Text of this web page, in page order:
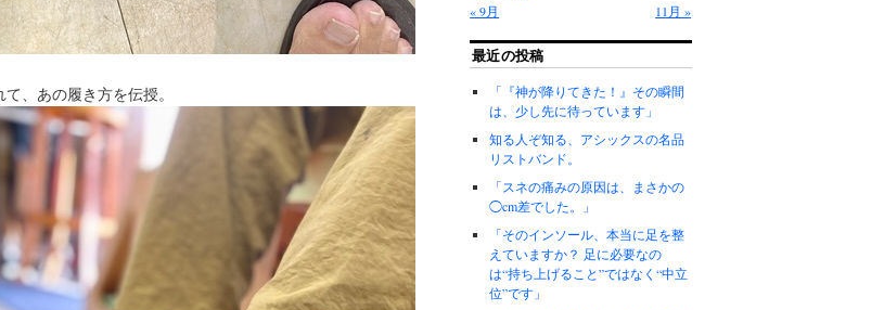
、あの履き方を伝授。
« 9月 11月 »
最近の投稿
「『神が降りてきた！』その瞬間
は、少し先に待っています」
知る人ぞ知る、アシックスの名品
リストバンド。
「スネの痛みの原因は、まさかの
◯cm差でした。」
「そのインソール、本当に足を整
えていますか？ 足に必要なの
は“持ち上げること”ではなく“中立
位”です」